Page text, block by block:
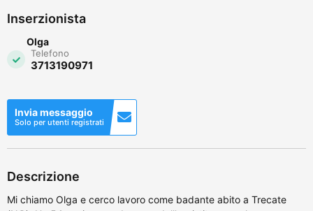
Inserzionista
Olga
Telefono
3713190971
Invia messaggio
Solo per utenti registrati
Descrizione
Mi chiamo Olga e cerco lavoro come badante abito a Trecate